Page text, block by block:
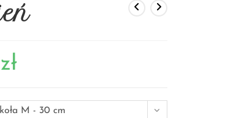
zł
M - 30 cm